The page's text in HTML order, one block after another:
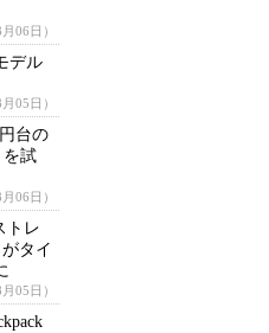
06日）
デル
05日）
台の
を試
06日）
トレ
タイ
05日）